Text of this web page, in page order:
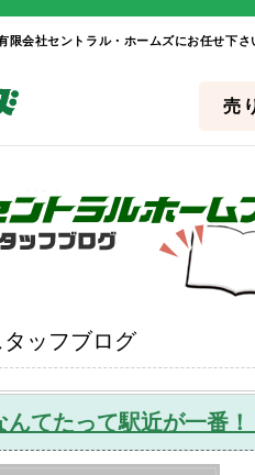
会社セントラル・ホームズにお任せ下さ
売
タッフブログ
んてたって駅近が一番